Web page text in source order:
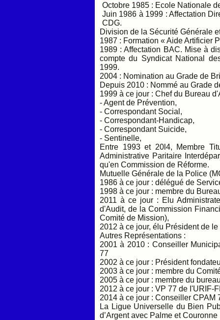
Octobre 1985 : Ecole Nationale
Juin 1986 à 1999 : Affectation
CDG.
Division de la Sécurité Générale
1987 : Formation « Aide Artificier
1989 : Affectation BAC. Mise à
compte du Syndicat National
1999.
2004 : Nomination au Grade de
Depuis 2010 : Nommé au Grade
1999 à ce jour : Chef du Bureau
- Agent de Prévention,
- Correspondant Social,
- Correspondant-Handicap,
- Correspondant Suicide,
- Sentinelle,
Entre 1993 et 20l4, Membre
Administrative Paritaire
qu'en Commission de Réforme.
Mutuelle Générale de la Police
1986 à ce jour : délégué de
1998 à ce jour : membre du
2011 à ce jour : Elu
d'Audit, de la Commission
Comité de Mission),
2012 à ce jour, élu Président de
Autres Représentations :
2001 à 2010 : Conseiller
77
2002 à ce jour : Président
2003 à ce jour : membre du
2005 à ce jour : membre du
2012 à ce jour : VP 77 de I'URIF-
2014 à ce jour : Conseiller CPAM
La Ligue Universelle du Bien
d’Argent avec Palme et Couronne